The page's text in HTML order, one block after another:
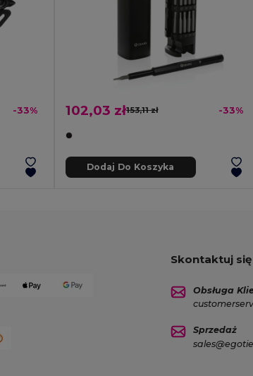
-33% 102,03 zł153,11 zł -33%
Dodaj Do Koszyka
Skontaktuj
Obsługa
Sprzedaż